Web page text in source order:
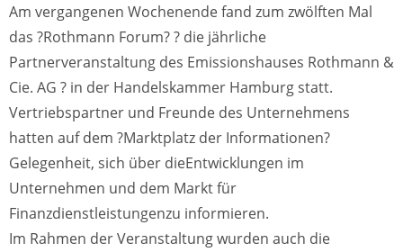
Am vergangenen Wochenende fand zum zwölften Mal
das ?Rothmann Forum? ? die jährliche
Partnerveranstaltung des Emissionshauses Rothmann &
Cie. AG ? in der Handelskammer Hamburg statt.
Vertriebspartner und Freunde des Unternehmens
hatten auf dem ?Marktplatz der Informationen?
Gelegenheit, sich über dieEntwicklungen im
Unternehmen und dem Markt für
Finanzdienstleistungenzu informieren.
Im Rahmen der Veranstaltung wurden auch die